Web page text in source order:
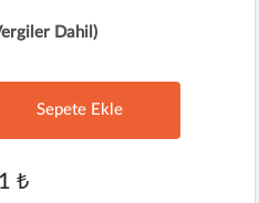
Dahil)
Sepete Ekle
₺